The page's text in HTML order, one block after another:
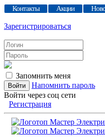
Контакты Акции
Зарегистрироваться
Запомнить меня
Напомнить пароль
Войти через соц сети
Регистрация